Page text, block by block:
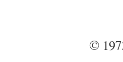
©